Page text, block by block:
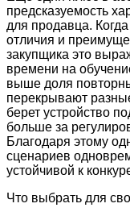
предсказуемость
для продавца.
отличия и
закупщика это
времени на
выше доля
перекрывают
берет устройство
больше за
Благодаря этому
сценариев
устойчивой к
Что выбрать для